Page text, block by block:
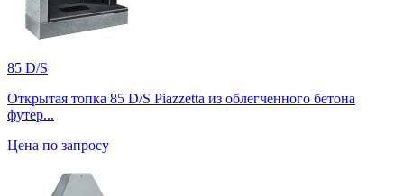
85 D/S
Открытая топка 85 D/S Piazzetta из облегченного бетона
футер...
Цена по запросу